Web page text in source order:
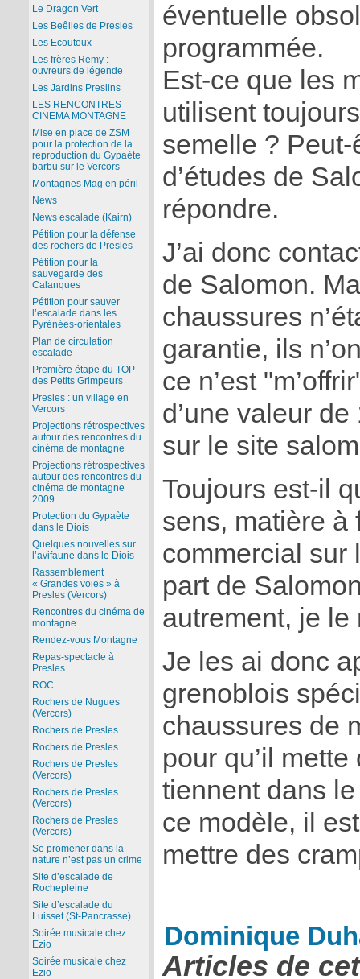
éventuelle
programmée.
Est-ce que les
utilisent
semelle ?
d’études de
répondre.
J’ai donc
de Salomon.
chaussures
garantie, ils
ce n’est
d’une valeur
sur le site
Toujours est-il
sens, matière à
commercial sur
part de
autrement, je le
Je les ai donc
grenoblois
chaussures de
pour qu’il
tiennent dans
ce modèle, il
mettre des
Dominique
Articles de
Le Dragon Vert
Les Beêlles de Presles
Les Ecoutoux
Les frères Remy :
ouvreurs de légende
Les Jardins Preslins
LES RENCONTRES
CINEMA MONTAGNE
Mise en place de ZSM
pour la protection de la
reproduction du Gypaète
barbu sur le Vercors
Montagnes Mag en péril
News
News escalade (Kairn)
Pétition pour la défense
des rochers de Presles
Pétition pour la
sauvegarde des
Calanques
Pétition pour sauver
l’escalade dans les
Pyrénées-orientales
Plan de circulation
escalade
Première étape du TOP
des Petits Grimpeurs
Presles : un village en
Vercors
Projections rétrospectives
autour des rencontres du
cinéma de montagne
Projections rétrospectives
autour des rencontres du
cinéma de montagne
2009
Protection du Gypaète
dans le Diois
Quelques nouvelles sur
l’avifaune dans le Diois
Rassemblement
« Grandes voies » à
Presles (Vercors)
Rencontres du cinéma de
montagne
Rendez-vous Montagne
Repas-spectacle à
Presles
ROC
Rochers de Nugues
(Vercors)
Rochers de Presles
Rochers de Presles
Rochers de Presles
(Vercors)
Rochers de Presles
(Vercors)
Rochers de Presles
(Vercors)
Se promener dans la
nature n’est pas un crime
Site d’escalade de
Rochepleine
Site d’escalade du
Luisset (St-Pancrasse)
Soirée musicale chez
Ezio
Soirée musicale chez
Ezio